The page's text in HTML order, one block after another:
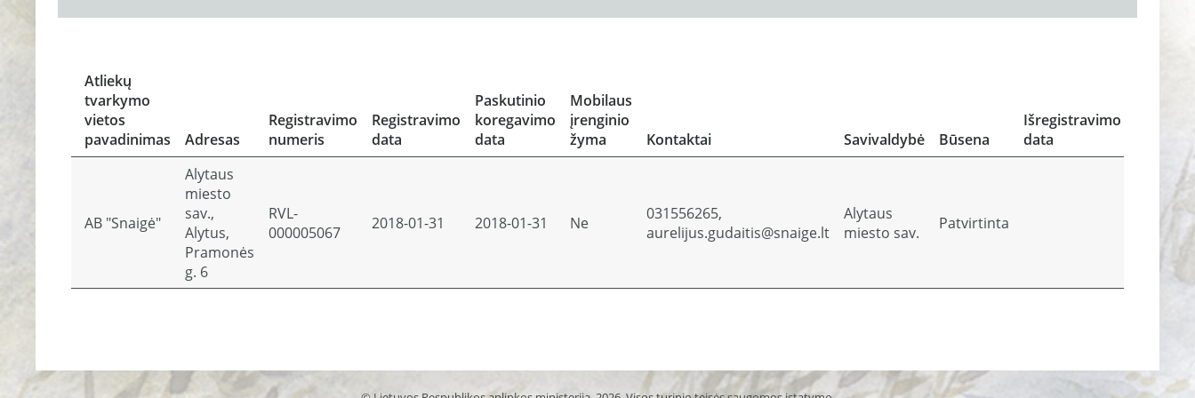
Atliekų
tvarkymo
vietos
pavadinimas
Adresas
Registravimo
numeris
Registravimo
data
Paskutinio
koregavimo
data
Mobilaus
įrenginio
žyma
Kontaktai Savivaldybė Būsena
Išregistravimo
data
AB "Snaigė"
Alytaus
miesto
sav.,
Alytus,
Pramonės
g. 6
RVL-
000005067
2018-01-31 2018-01-31 Ne
031556265,
aurelijus.gudaitis@snaige.lt
Alytaus
miesto sav.
Patvirtinta